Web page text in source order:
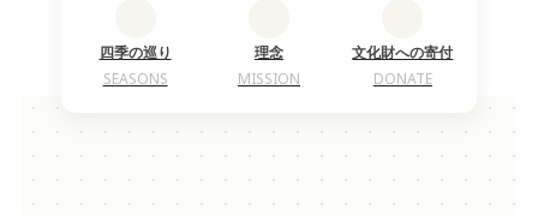
四季の巡り
SEASONS
理念
MISSION
文化財への寄付
DONATE